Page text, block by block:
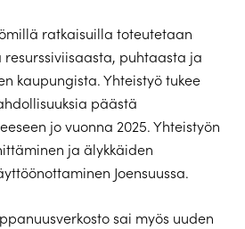
ratkaisuilla toteutetaan
puhtaasta ja
kaupungista. Yhteistyö tukee
päästä
jo vuonna 2025. Yhteistyön
ja älykkäiden
Joensuussa.
sai myös uuden